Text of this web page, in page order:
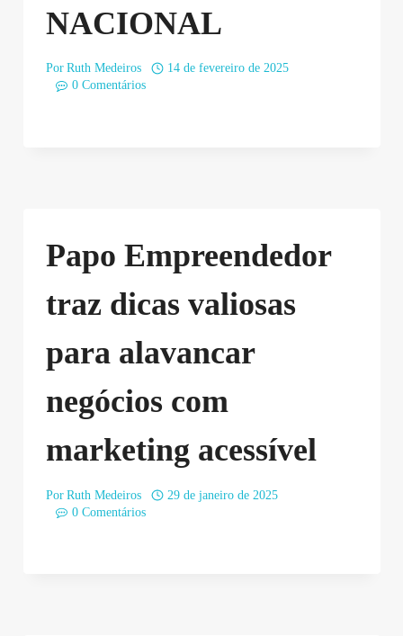
NACIONAL
Por Ruth Medeiros
14 de fevereiro de 2025
0 Comentários
Papo Empreendedor
traz dicas valiosas
para alavancar
negócios com
marketing acessível
Por Ruth Medeiros
29 de janeiro de 2025
0 Comentários